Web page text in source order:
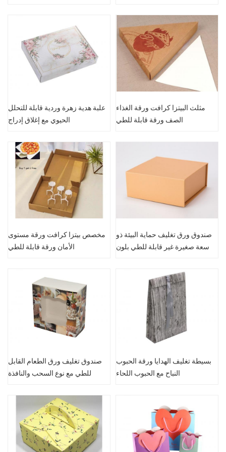
علبة هدية زهرة وردية قابلة للتحلل
الحيوي مع إغلاق إدراج
مثلث البيتزا كرافت ورقة الغذاء
الصف ورقة قابلة للطي
مخصص بيتزا كرافت ورقة مستوى
الأمان ورقة قابلة للطي
صندوق ورق تغليف حماية البيئة ذو
سعة صغيرة غير قابلة للطي بلون
صندوق تغليف ورق الطعام القابل
للطي مع نوع السحب والنافذة
بسيطة تغليف الهدايا ورقة الحبوب
النباح مع الحبوب اللحاء